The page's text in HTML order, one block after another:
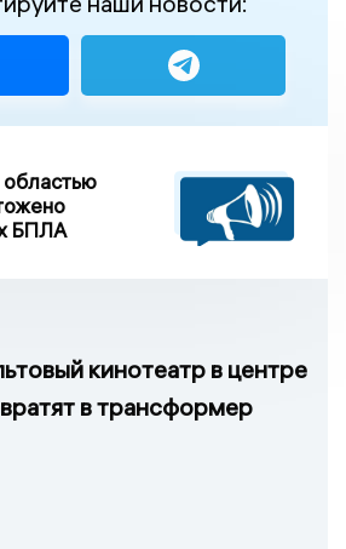
БПЛА
кинотеатр в центре
в трансформер